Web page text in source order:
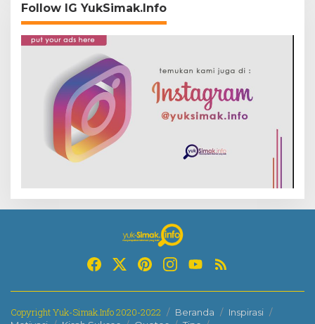
Follow IG YukSimak.Info
Copyright Yuk-Simak.Info 2020-2022 Beranda
Inspirasi